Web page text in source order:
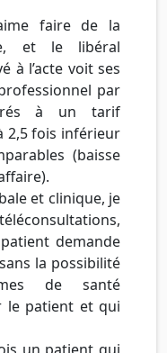
faire de la
et le libéral
à l’acte voit ses
par
à un tarif
2,5 fois inférieur
(baisse
et clinique, je
demande
la possibilité
de santé
le patient et qui